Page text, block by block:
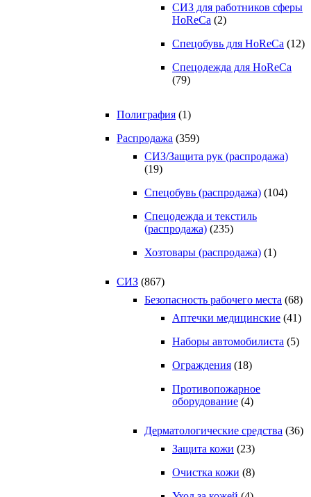
СИЗ для работников сферы
HoReCa (2)
Спецобувь для HoReCa (12)
Спецодежда для HoReCa
(79)
Полиграфия (1)
Распродажа (359)
СИЗ/Защита рук (распродажа)
(19)
Спецобувь (распродажа) (104)
Спецодежда и текстиль
(распродажа) (235)
Хозтовары (распродажа) (1)
СИЗ (867)
Безопасность рабочего места (68)
Аптечки медицинские (41)
Наборы автомобилиста (5)
Ограждения (18)
Противопожарное
оборудование (4)
Дерматологические средства (36)
Защита кожи (23)
Очистка кожи (8)